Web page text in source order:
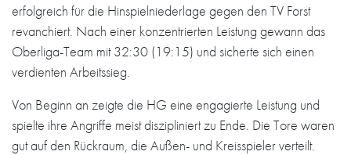
erfolgreich für die Hinspielniederlage gegen den TV Forst
revanchiert. Nach einer konzentrierten Leistung gewann das
Oberliga-Team mit 32:30 (19:15) und sicherte sich einen
verdienten Arbeitssieg.
Von Beginn an zeigte die HG eine engagierte Leistung und
spielte ihre Angriffe meist diszipliniert zu Ende. Die Tore waren
gut auf den Rückraum, die Außen- und Kreisspieler verteilt.